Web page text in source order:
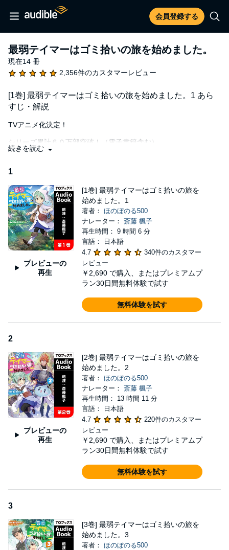
会員登録する
最弱テイマーはゴミ拾いの旅を始めました。
現在14 冊
2,356件のカスタマーレビュー
[1巻] 最弱テイマーはゴミ拾いの旅を始めました。1 あら
すじ・解説
TVアニメ化決定！
シリーズ累計６０万部突破！（電子書籍含む）
気弱な魔物使いとレアスライムのほのぼのサバイバルファンタジ
ーが、遂にオーディオブック化！
【あらすじ】
スキル至上主義の異世界。気弱で優しい魔物使いに転生した少
女・アイビー。彼女は星なしの最弱ランクがために命を狙われ、
生きるために旅に出る。
おまけに唯一テイムできたのは最弱の崩れスライムのソラ。最弱
同士の２人（匹）には魔物がはびこる異世界は過酷……と思いき
や、その道中は可愛いがられまくりで幸せ！？
ひたむきで愛らしい彼女に魅入られた異世界住民によって、親切
と寵愛をその身に受けるばかりか、可愛い魔物にも囲まれて癒し
更にはソラに怪我を治す能力が開花し、危険な狩猟もサバイバル
可愛い２人（匹）があなたの心を虜にする、ほのぼのサバイバル
ファンタジー開幕！
＊本タイトルは、差し替え修正済みです。(2023年3月1日更新)
©2019 Honobonoru500 (P)2022 To Books.
続きを読む
1
プレビューの
再生
[1巻] 最弱テイマーはゴミ拾いの旅を
始めました。1
著者： ほのぼのる500
ナレーター： 斎藤 楓子
再生時間： 9 時間 6 分
言語： 日本語
4.7
340件のカスタマー
レビュー
￥2,690 で購入、またはプレミアムプ
ラン30日間無料体験で試す
無料体験を試す
2
プレビューの
再生
[2巻] 最弱テイマーはゴミ拾いの旅を
始めました。2
著者： ほのぼのる500
ナレーター： 斎藤 楓子
再生時間： 13 時間 11 分
言語： 日本語
4.7
220件のカスタマー
レビュー
￥2,690 で購入、またはプレミアムプ
ラン30日間無料体験で試す
無料体験を試す
3
[3巻] 最弱テイマーはゴミ拾いの旅を
始めました。3
著者： ほのぼのる500